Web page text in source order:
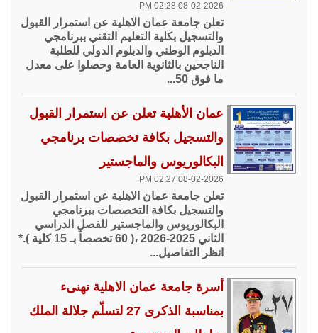
08-02-2026 02:28 PM
تعلن جامعة عمان الاهلية عن استمرار القبول
والتسجيل بكلية التعليم التقني ببرنامجي
الدبلوم الوطني والدبلوم الدولي للطلبة
الناجحين بالثانوية العامة وحصلوا على معدل
ما فوق 50...
عمان الأهلية تعلن عن استمرار القبول
والتسجيل بكافة تخصصات برنامجي
البكالوريوس والماجستير
08-02-2026 02:27 PM
تعلن جامعة عمان الاهلية عن استمرار القبول
والتسجيل بكافة التخصصات ببرنامجي
البكالوريوس والماجستير للفصل الدراسي
الثاني 2025-2026 ،( 60 تخصصاّ بـ 15 كلية ).*
انظر التفاصيل...
أسرة جامعة عمان الاهلية تهنىء
بمناسبة الذكرى 27 لتسلّم جلالة الملك